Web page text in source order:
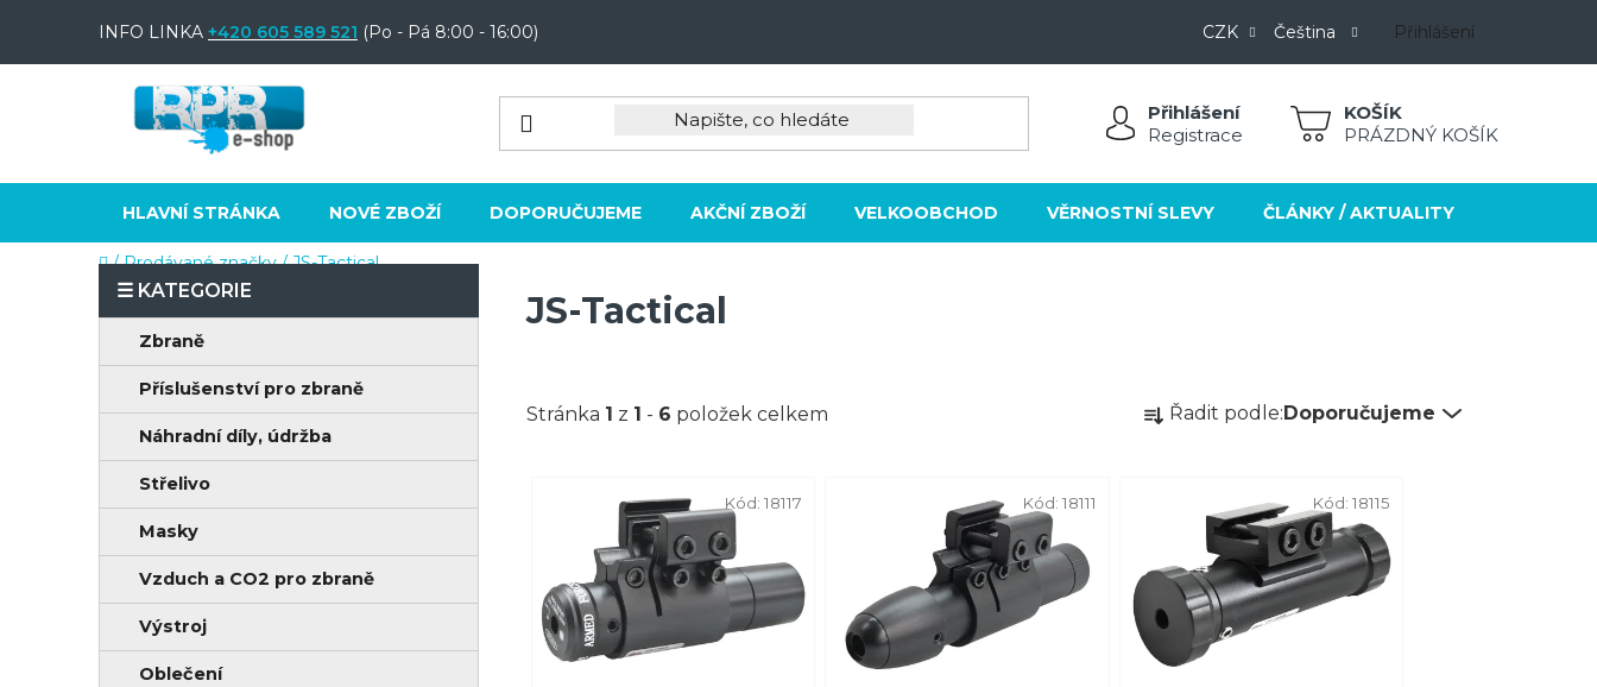
INFO LINKA +420 605 589 521 (Po - Pá 8:00 - 16:00) CZK Čeština Přihlášení
Přihlášení
Registrace
NÁKUPNÍPRÁZDNÝ KOŠÍK
HLAVNÍ STRÁNKA NOVÉ ZBOŽÍ DOPORUČUJEME AKČNÍ ZBOŽÍ VELKOOBCHOD VĚRNOSTNÍ SLEVY ČLÁNKY / AKTUALITY
Domů
/ Prodávané značky / JS-Tactical
P
o
a
n
p
a
Přeskočit
kategorie
a
g
r
i
Zbraně
Příslušenství pro zbraně
Náhradní díly, údržba
Střelivo
Masky
Vzduch a CO2 pro zbraně
Výstroj
Oblečení
JS-Tactical
Stránka 1 z 1 - 6 položek celkem
Ř
a
í
p
r
Řadit podle: Doporučujeme
Kód:18117 Kód: 18111 Kód:18115